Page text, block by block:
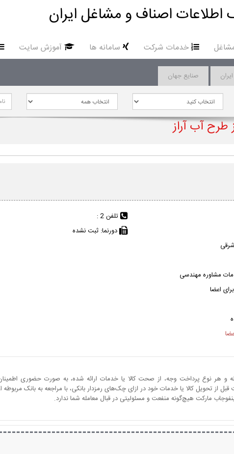
اطلاعات اصناف و مشاغل ایران
خدمات شرکت سامانه ها آموزش سایت
صنایع جهان
طرح آب آراز
مشاوره مهندسی
اعضا
تلفن 2 :
دورنما: ثبت نشده
و هر نوع پرداخت وجه، از صحت کالا یا خدمات ارائه شده، به صورت حضوری
از تحویل کالا یا خدمات خود در ازای چک‌های رمزدار بانکی، با مراجعه به بانک مربوطه
مارکت هیچ‌گونه منفعت و مسئولیتی در قبال معامله شما ندارد.